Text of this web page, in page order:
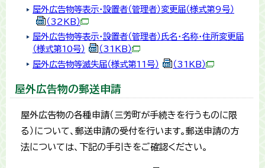
屋外広告物等表示・設置者（管理者）変更届（様式第9号）
（32KB）
屋外広告物等表示・設置者（管理者）氏名・名称・住所変更届
（様式第10号）
（31KB）
屋外広告物等滅失届（様式第11号）
（31KB）
屋外広告物の郵送申請
屋外広告物の各種申請（三芳町が手続きを行うものに限
る）について、郵送申請の受付を行います。郵送申請の方
法については、下記の手引きをご確認ください。